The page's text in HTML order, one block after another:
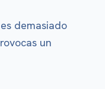
demasiado
un